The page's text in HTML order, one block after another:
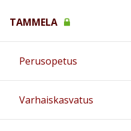
TAMMELA
Perusopetus
Varhaiskasvatus